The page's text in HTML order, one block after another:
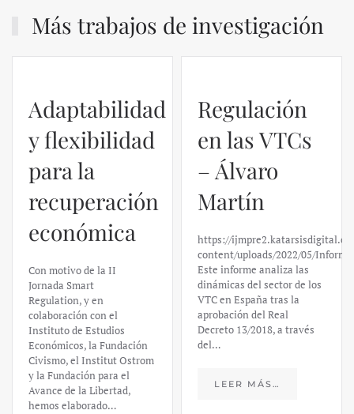
Más trabajos de investigación
Adaptabilidad
y flexibilidad
para la
recuperación
económica
Con motivo de la II
Jornada Smart
Regulation, y en
colaboración con el
Instituto de Estudios
Económicos, la Fundación
Civismo, el Institut Ostrom
y la Fundación para el
Avance de la Libertad,
hemos elaborado…
Regulación
en las VTCs
– Álvaro
Martín
https://
content/uploads/2022/05/
Este informe analiza las
dinámicas del sector de los
VTC en España tras la
aprobación del Real
Decreto 13/2018, a través
del…
LEER MÁS…